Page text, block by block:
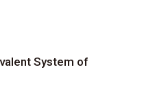
System of